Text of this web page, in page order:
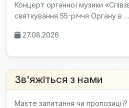
Концерт органної музики
святкування 55-річчя Органу в …
27.08.2026
Зв'яжіться з нами
Маєте запитання чи